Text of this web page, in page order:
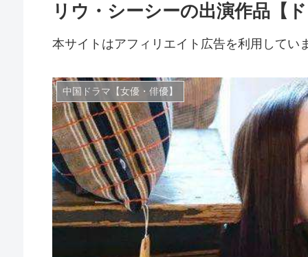
リウ・シーシーの出演作品【
本サイトはアフィリエイト広告を利用してい
中国ドラマ【女優・俳優】